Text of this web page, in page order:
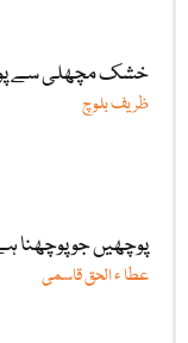
خشک مچھلی سے
ظریف بلوچ
پوچھیں جو پوچھنا
عطا ء الحق قاسمی